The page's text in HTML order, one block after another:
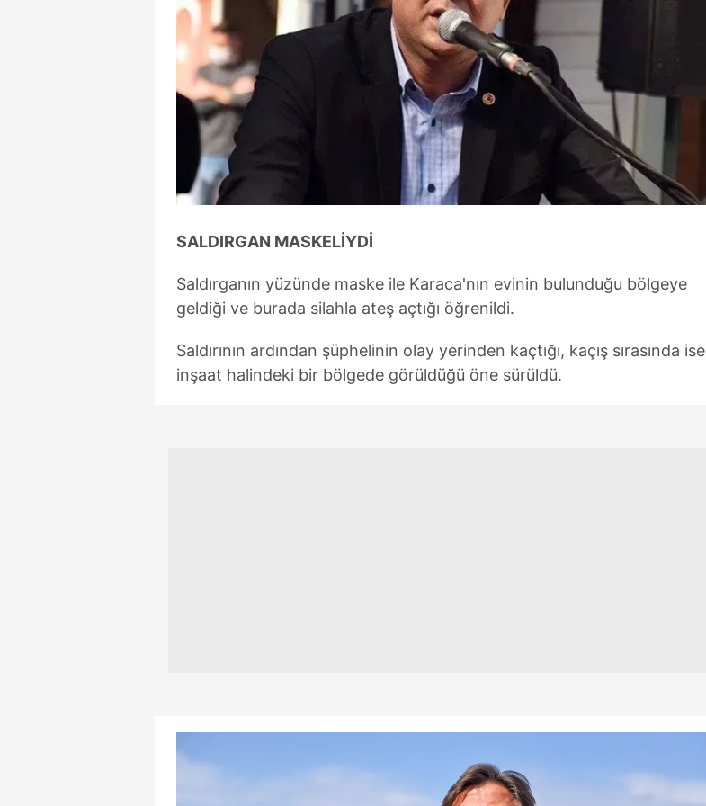
mevzuata uygun olarak kullanılan çerezlerle ilgili bilgi almak için lütfen
SALDIRGAN MASKELİYDİ
Saldırganın yüzünde maske ile Karaca'nın evinin bulunduğu bölgeye
geldiği ve burada silahla ateş açtığı öğrenildi.
Saldırının ardından şüphelinin olay yerinden kaçtığı, kaçış sırasında ise
inşaat halindeki bir bölgede görüldüğü öne sürüldü.